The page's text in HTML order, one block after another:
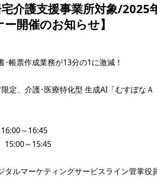
介護支援事業所対象/2025
開催のお知らせ】
帳票作成業務が13分の1に激減！
定、介護･医療特化型 生成AI「むすぼな
～16:45
タルマーケティングサービスライン管掌役